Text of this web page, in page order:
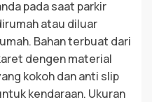
pada saat parkir
atau diluar
Bahan terbuat dari
dengen material
kokoh dan anti slip
kendaraan. Ukuran